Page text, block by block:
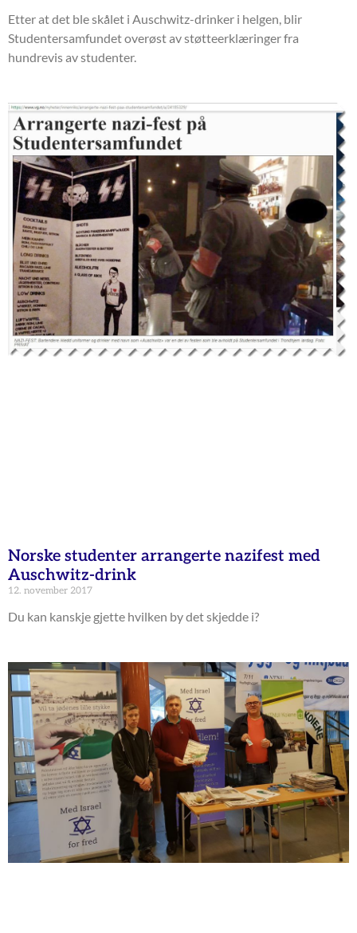
Etter at det ble skålet i Auschwitz-drinker i helgen, blir
Studentersamfundet overøst av støtteerklæringer fra
hundrevis av studenter.
Norske studenter arrangerte nazifest med
Auschwitz-drink
12. november 2017
Du kan kanskje gjette hvilken by det skjedde i?